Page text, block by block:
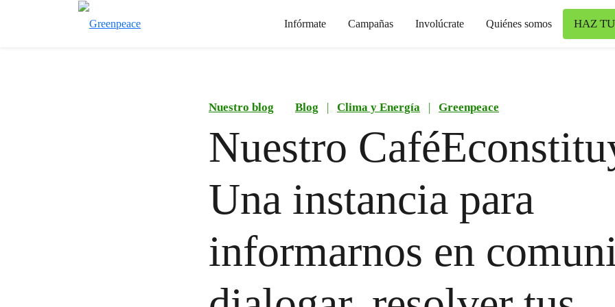
Infórmate Campañas Involúcrate Quiénes somos HAZ
Nuestro blog Blog | Clima y Energía | Greenpeace
Nuestro
Una instancia para
informarnos en